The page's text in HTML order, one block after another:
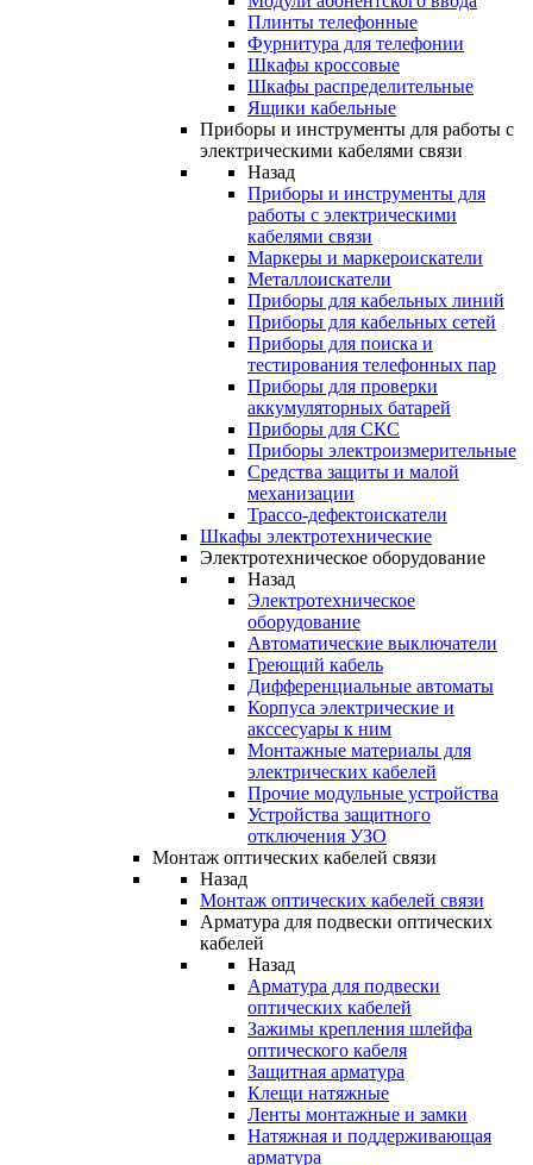
Плинты телефонные
Фурнитура для телефонии
Шкафы кроссовые
Шкафы распределительные
Ящики кабельные
Приборы и инструменты для работы с
электрическими кабелями связи
Назад
Приборы и инструменты для
работы с электрическими
кабелями связи
Маркеры и маркероискатели
Металлоискатели
Приборы для кабельных линий
Приборы для кабельных сетей
Приборы для поиска и
тестирования телефонных пар
Приборы для проверки
аккумуляторных батарей
Приборы для СКС
Приборы электроизмерительные
Средства защиты и малой
механизации
Трассо-дефектоискатели
Шкафы электротехнические
Электротехническое оборудование
Назад
Электротехническое
оборудование
Автоматические выключатели
Греющий кабель
Дифференциальные автоматы
Корпуса электрические и
акссесуары к ним
Монтажные материалы для
электрических кабелей
Прочие модульные устройства
Устройства защитного
отключения УЗО
Монтаж оптических кабелей связи
Назад
Монтаж оптических кабелей связи
Арматура для подвески оптических
кабелей
Назад
Арматура для подвески
оптических кабелей
Зажимы крепления шлейфа
оптического кабеля
Защитная арматура
Клещи натяжные
Ленты монтажные и замки
Натяжная и поддерживающая
арматура